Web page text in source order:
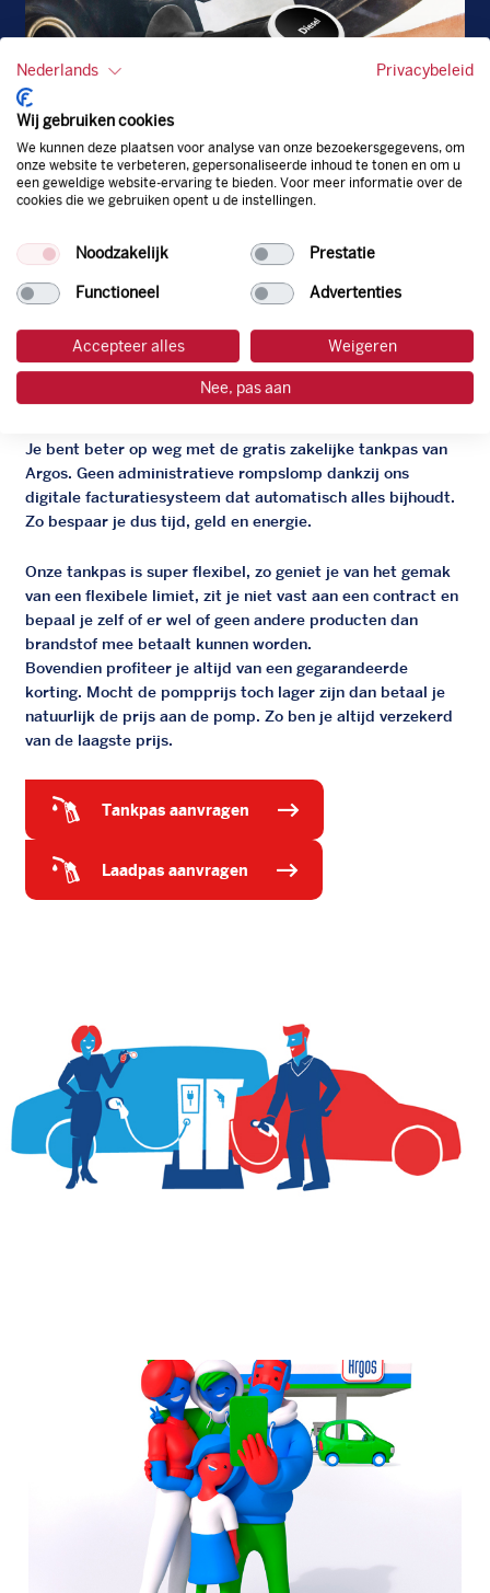
Diesel
De zakelijke Argos pas
Je bent beter op weg met de gratis zakelijke tankpas van
Argos. Geen administratieve rompslomp dankzij ons
digitale facturatiesysteem dat automatisch alles bijhoudt.
Zo bespaar je dus tijd, geld en energie.
Onze tankpas is super flexibel, zo geniet je van het gemak
van een flexibele limiet, zit je niet vast aan een contract en
bepaal je zelf of er wel of geen andere producten dan
brandstof mee betaalt kunnen worden.
Bovendien profiteer je altijd van een gegarandeerde
korting. Mocht de pompprijs toch lager zijn dan betaal je
natuurlijk de prijs aan de pomp. Zo ben je altijd verzekerd
van de laagste prijs.
tankpas aanvragen
laadpas aanvragen
Nederlands Privacybeleid
Wij gebruiken cookies
We kunnen deze plaatsen voor analyse van onze bezoekersgegevens, om
onze website te verbeteren, gepersonaliseerde inhoud te tonen en om u
een geweldige website-ervaring te bieden. Voor meer informatie over de
cookies die we gebruiken opent u de instellingen.
Noodzakelijk Prestatie
Functioneel Advertenties
Accepteer alles Weigeren
Nee, pas aan